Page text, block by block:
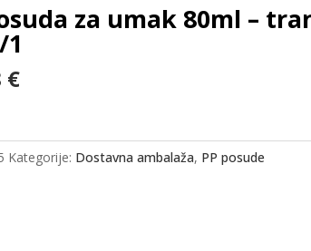
za umak 80ml –
1
€
Kategorije: Dostavna ambalaža, PP posude